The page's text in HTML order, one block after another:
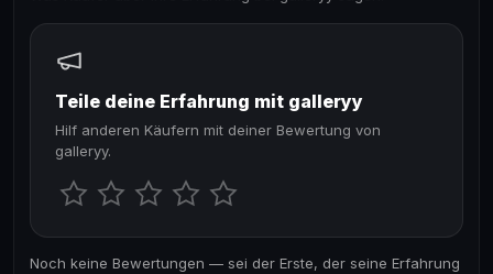
Teile deine Erfahrung mit galleryy
Hilf anderen Käufern mit deiner Bewertung von
galleryy.
Noch keine Bewertungen — sei der Erste, der seine Erfahrung